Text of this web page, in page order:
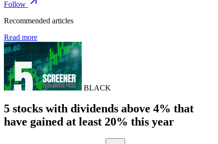
Follow
Recommended articles
Read more
BLACK
5 stocks with dividends above 4% that
have gained at least 20% this year